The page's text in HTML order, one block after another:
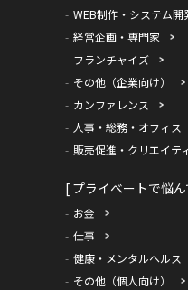
WEB制作・システム開
経営企画・専門家
フランチャイズ
その他（企業向け）
カンファレンス
人事・総務・オフィス
販売促進・クリエイテ
[ プライベートで悩
お金
仕事
健康・メンタルヘルス
その他（個人向け）